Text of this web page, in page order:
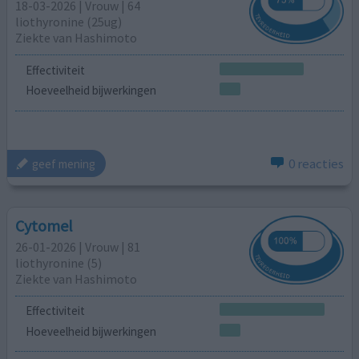
18-03-2026 | Vrouw | 64
liothyronine (25ug)
Ziekte van Hashimoto
Effectiviteit
Hoeveelheid bijwerkingen
geef mening 0 reacties
Cytomel
26-01-2026 | Vrouw | 81
liothyronine (5)
Ziekte van Hashimoto
Effectiviteit
Hoeveelheid bijwerkingen